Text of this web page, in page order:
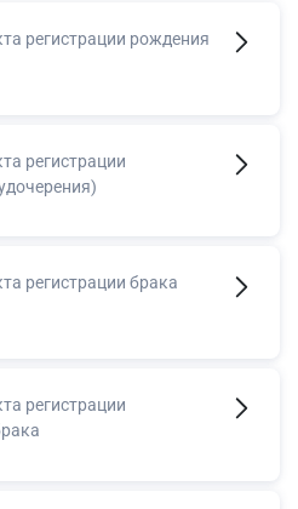
регистрации рождения
регистрации
регистрации брака
регистрации